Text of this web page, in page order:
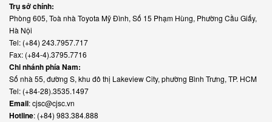
Trụ sở chính:
Phòng 605, Toà nhà Toyota Mỹ Đình, Số 15 Phạm Hùng, Phường Cầu Giấy,
Hà Nội
Tel: (+84) 243.7957.717
Fax: (+84-4).3795.7716
Chi nhánh phía Nam:
Số nhà 55, đường S, khu đô thị Lakeview City, phường Bình Trưng, TP. HCM
Tel: (+84-28).3535.1497
Email: cjsc@cjsc.vn
Hotline: (+84) 983.384.888